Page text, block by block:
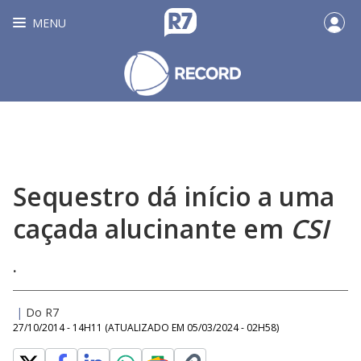
MENU
Sequestro dá início a uma
caçada alucinante em CSI
.
| Do R7
27/10/2014 - 14H11 (ATUALIZADO EM 05/03/2024 - 02H58)